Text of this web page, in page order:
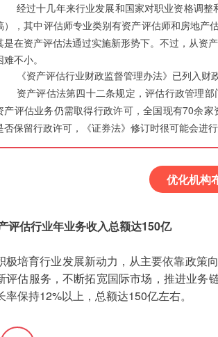
经过十几年来行业发展和国家对职业资格调
），其中评估师专业类别有资产评估师和房地产
是在资产评估法通过实施新形势下。不过，从资
难不小。
《资产评估行业财政监督管理办法》已列入
资产评估法第四十二条规定，评估行政管理
产评估业务仍需取得行政许可，全国现有70余
否保留行政许可，《证券法》修订时很可能会进行
优化机构
评估行业年业务收入总额达150亿
极培育行业发展新动力，从主要依靠政策
评估服务，不断拓宽国际市场，推进业务
率保持12%以上，总额达150亿左右。